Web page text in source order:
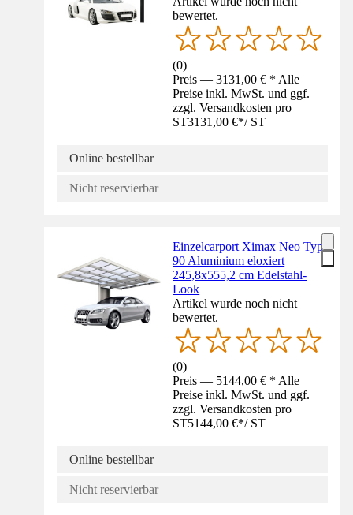
bewertet.
(0)
Preis — 3131,00 € * Alle
Preise inkl. MwSt. und ggf.
zzgl. Versandkosten pro
ST3131,00 €*/ ST
Online bestellbar
Nicht reservierbar
Einzelcarport Ximax Neo Typ
90 Aluminium eloxiert
245,8x555,2 cm Edelstahl-
Look
Artikel wurde noch nicht
bewertet.
(0)
Preis — 5144,00 € * Alle
Preise inkl. MwSt. und ggf.
zzgl. Versandkosten pro
ST5144,00 €*/ ST
Online bestellbar
Nicht reservierbar